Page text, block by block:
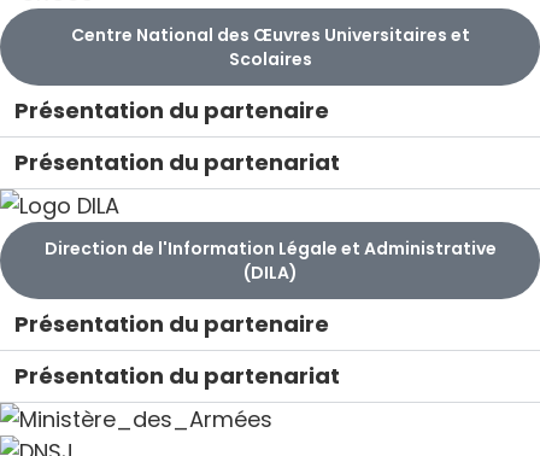
Centre National des Œuvres Universitaires et
Scolaires
Présentation du partenaire
Présentation du partenariat
Direction de l'Information Légale et Administrative
(DILA)
Présentation du partenaire
Présentation du partenariat